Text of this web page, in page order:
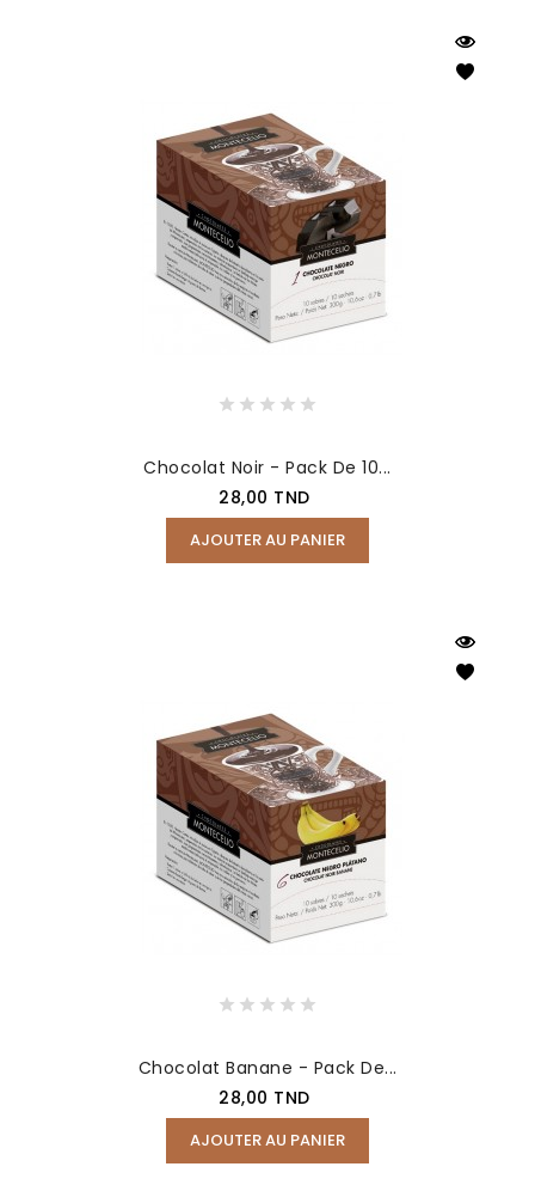
Chocolat Noir - Pack De 10...
Prix
28,00 TND
AJOUTER AU PANIER
Chocolat Banane - Pack De...
Prix
28,00 TND
AJOUTER AU PANIER